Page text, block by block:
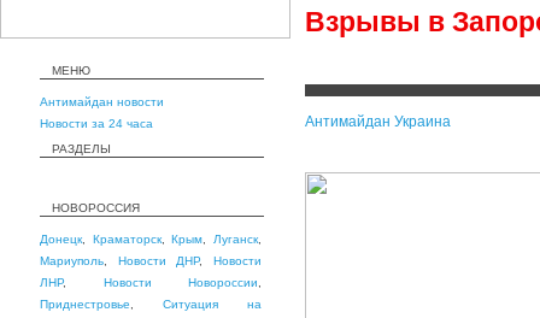
Взрывы в
МЕНЮ
Антимайдан новости
Новости за 24 часа
РАЗДЕЛЫ
НОВОРОССИЯ
Донецк Краматорск,Крым Луганск
Мариуполь
Новости ДНР,Новости
ЛНР, Новости Новороссии
Приднестровье
Ситуация на
Антимайдан Украина